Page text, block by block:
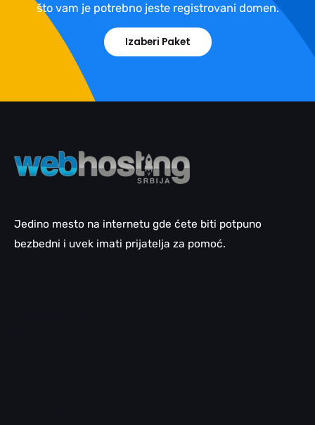
što vam je potrebno jeste registrovani domen.
Izaberi Paket
Jedino mesto na internetu gde ćete biti potpuno
bezbedni i uvek imati prijatelja za pomoć.